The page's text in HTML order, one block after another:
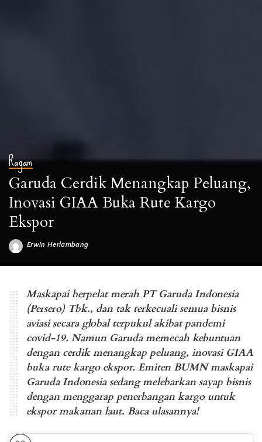
Ragam
Garuda Cerdik Menangkap Peluang,
Inovasi GIAA Buka Rute Kargo
Ekspor
Posted
Erwin Herlambang
Maskapai berpelat merah PT Garuda Indonesia
(Persero) Tbk., dan tak terkecuali semua bisnis
aviasi secara global terpukul akibat pandemi
covid-19. Namun Garuda memecah kebuntuan
dengan cerdik menangkap peluang, inovasi GIAA
buka rute kargo ekspor. Emiten BUMN maskapai
Garuda Indonesia sedang melebarkan sayap bisnis
dengan menggarap penerbangan kargo untuk
ekspor makanan laut. Baca ulasannya!